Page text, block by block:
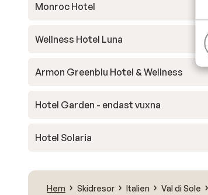
Monroc Hotel
Wellness Hotel Luna
Armon Greenblu Hotel & Wellness
Hotel Garden - endast vuxna
Hotel Solaria
Hem Skidresor Italien Val di Sole